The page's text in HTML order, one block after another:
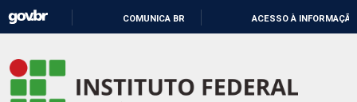
CONTEÚDO
COMUNICA BR ACESSO À INFORMAÇÃO
Instituto